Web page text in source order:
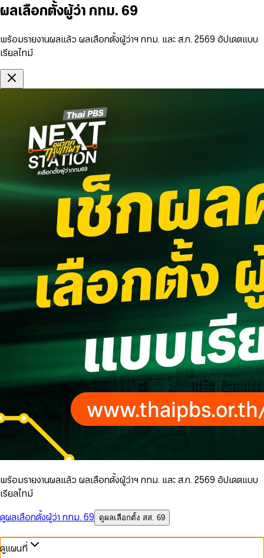
ผลเลือกตั้งผู้ว่า กทม. 69
พร้อมรายงานผลแล้ว ผลเลือกตั้งผู้ว่าฯ กทม. และ ส.ก. 2569 อัปเดตแบบ
เรียลไทม์
พร้อมรายงานผลแล้ว ผลเลือกตั้งผู้ว่าฯ กทม. และ ส.ก. 2569 อัปเดตแบบ
เรียลไทม์
ดูผลเลือกตั้งผู้ว่า กทม. 69
ดูผลเลือกตั้ง สส. 69
ดูแผนที่